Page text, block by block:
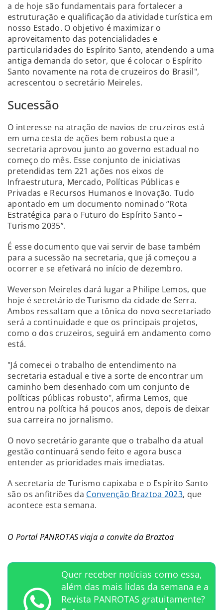
a de hoje são fundamentais para fortalecer a
estruturação e qualificação da atividade turística em
nosso Estado. O objetivo é maximizar o
aproveitamento das potencialidades e
particularidades do Espírito Santo, atendendo a uma
antiga demanda do setor, que é colocar o Espírito
Santo novamente na rota de cruzeiros do Brasil",
acrescentou o secretário Meireles.
Sucessão
O interesse na atração de navios de cruzeiros está
em uma cesta de ações bem robusta que a
secretaria aprovou junto ao governo estadual no
começo do mês. Esse conjunto de iniciativas
pretendidas tem 221 ações nos eixos de
Infraestrutura, Mercado, Políticas Públicas e
Privadas e Recursos Humanos e Inovação. Tudo
apontado em um documento nominado “Rota
Estratégica para o Futuro do Espírito Santo –
Turismo 2035”.
É esse documento que vai servir de base também
para a sucessão na secretaria, que já começou a
ocorrer e se efetivará no início de dezembro.
Weverson Meireles dará lugar a Philipe Lemos, que
hoje é secretário de Turismo da cidade de Serra.
Ambos ressaltam que a tônica do novo secretariado
será a continuidade e que os principais projetos,
como o dos cruzeiros, seguirá em andamento como
está.
"Já comecei o trabalho de entendimento na
secretaria estadual e tive a sorte de encontrar um
caminho bem desenhado com um conjunto de
políticas públicas robusto", afirma Lemos, que
entrou na política há poucos anos, depois de deixar
sua carreira no jornalismo.
O novo secretário garante que o trabalho da atual
gestão continuará sendo feito e agora busca
entender as prioridades mais imediatas.
A secretaria de Turismo capixaba e o Espírito Santo
são os anfitriões da Convenção Braztoa 2023, que
acontece esta semana.
O Portal PANROTAS viaja a convite da Braztoa
Quer receber notícias como essa,
além das mais lidas da semana e a
Revista PANROTAS gratuitamente?